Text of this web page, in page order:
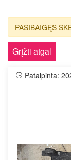
PASIBAIGĘS
Grįžti atgal
Patalpinta: